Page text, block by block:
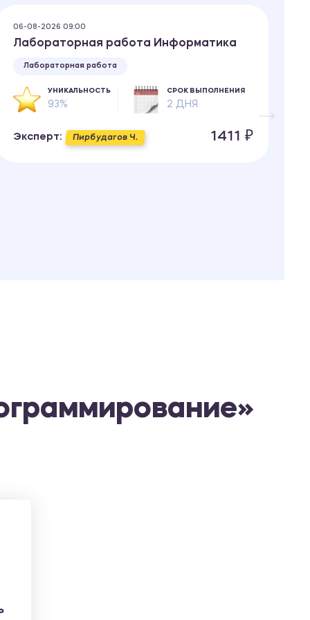
06-08-2026 09:00
Лабораторная работа Информатика
Лабораторная работа
УНИКАЛЬНОСТЬ
93%
СРОК ВЫПОЛНЕНИЯ
2 ДНЯ
Эксперт: Пирбудагов Ч. 1411 ₽